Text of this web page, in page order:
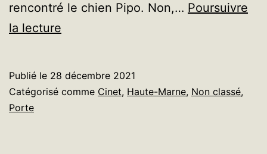
rencontré le chien Pipo. Non,… Poursuivre
la lecture
fêtes
Publié le 28 décembre 2021
Catégorisé comme Cinet, Haute-Marne, Non classé,
Porte